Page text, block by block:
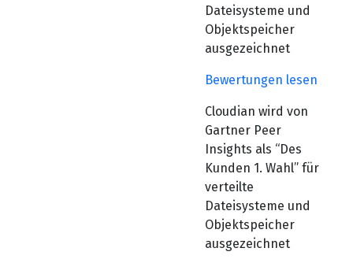
Dateisysteme und
Objektspeicher
ausgezeichnet
Bewertungen lesen
Cloudian wird von
Gartner Peer
Insights als “Des
Kunden 1. Wahl” für
verteilte
Dateisysteme und
Objektspeicher
ausgezeichnet